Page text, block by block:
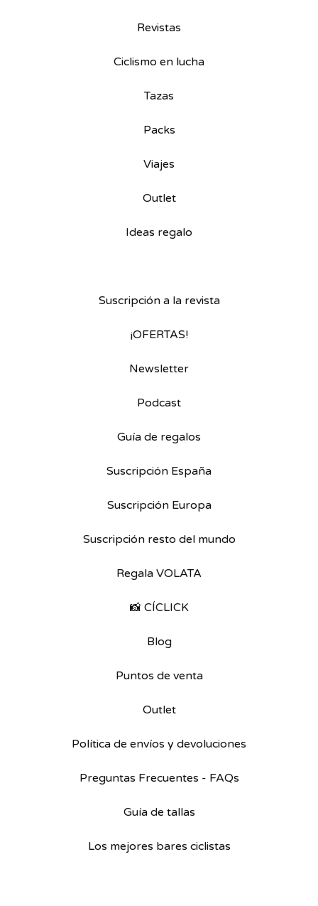
Revistas
Ciclismo en lucha
Tazas
Packs
Viajes
Outlet
Ideas regalo
Suscripción a la revista
¡OFERTAS!
Newsletter
Podcast
Guía de regalos
Suscripción España
Suscripción Europa
Suscripción resto del mundo
Regala VOLATA
📸 CÍCLICK
Blog
Puntos de venta
Outlet
Política de envíos y devoluciones
Preguntas Frecuentes - FAQs
Guía de tallas
Los mejores bares ciclistas